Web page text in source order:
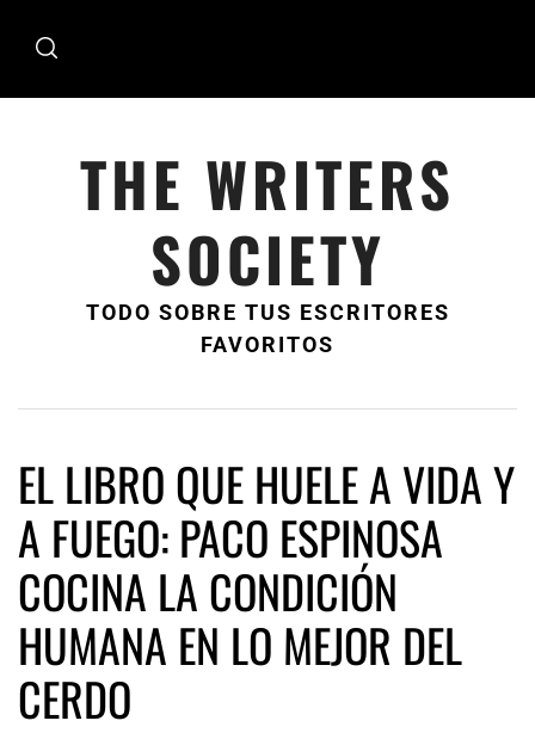
THE WRITERS
SOCIETY
TODO SOBRE TUS ESCRITORES
FAVORITOS
EL LIBRO QUE HUELE A VIDA Y
A FUEGO: PACO ESPINOSA
COCINA LA CONDICIÓN
HUMANA EN LO MEJOR DEL
CERDO